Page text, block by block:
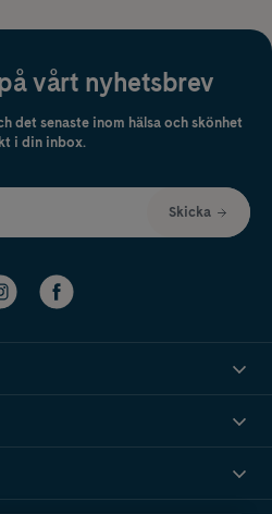
vårt nyhetsbrev
det senaste inom hälsa och skönhet
i din inbox.
Skicka